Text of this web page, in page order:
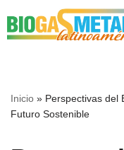
Saltar
Inicio » Perspectivas del
Futuro Sostenible